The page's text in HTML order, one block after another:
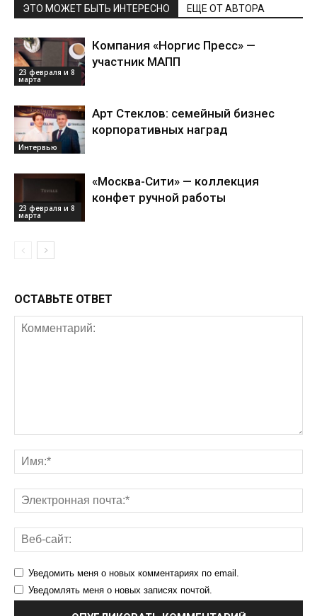
ЭТО МОЖЕТ БЫТЬ ИНТЕРЕСНО ЕЩЕ ОТ АВТОРА
23 февраля и 8
марта
Компания «Норгис Пресс» —
участник МАПП
Интервью
Арт Стеклов: семейный бизнес
корпоративных наград
23 февраля и 8
марта
«Москва-Сити» — коллекция
конфет ручной работы
ОСТАВЬТЕ ОТВЕТ
Уведомить меня о новых комментариях по email.
Уведомлять меня о новых записях почтой.